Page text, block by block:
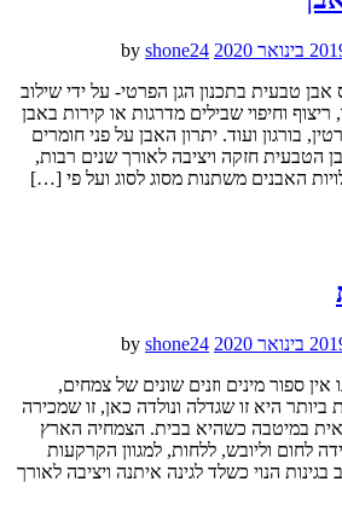
shone24
אבן טבעית בתכנון הגן הפרטי- על ידי שילוב
וחיפוי שבילים מדרגות או קירות באבן
בורגון ועוד. יתרון האבן על פני חומרים
הטבעית חזקה ויציבה לאורך שנים רבות,
האבנים משתנות מסוג לסוג ועל פי […]
shone24
ספור מינים וזנים שונים של צמחים,
ביותר היא זו שגדלה ונולדה כאן, זו שמכירה
במיטבה כשהיא בבית. הצמחיה הארץ
לחום וליובש, ללחות, למגוון הקרקעות
הנוי כשלד לגינה איתנה ויציבה לאורך